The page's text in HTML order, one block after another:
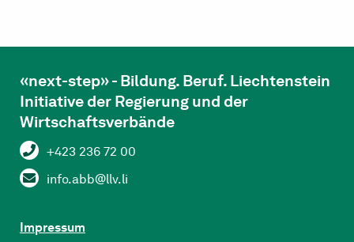
«next-step» - Bildung. Beruf. Liechtenstein
Initiative der Regierung und der
Wirtschaftsverbände
+423 236 72 00
info.abb@llv.li
Impressum